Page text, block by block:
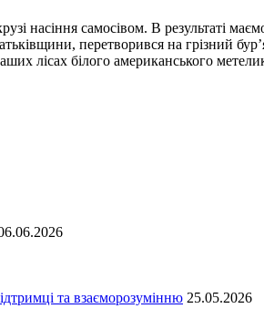
насіння самосівом. В результаті
перетворився на грізний
лісах білого американського
та взаєморозумінню 25.05.2026